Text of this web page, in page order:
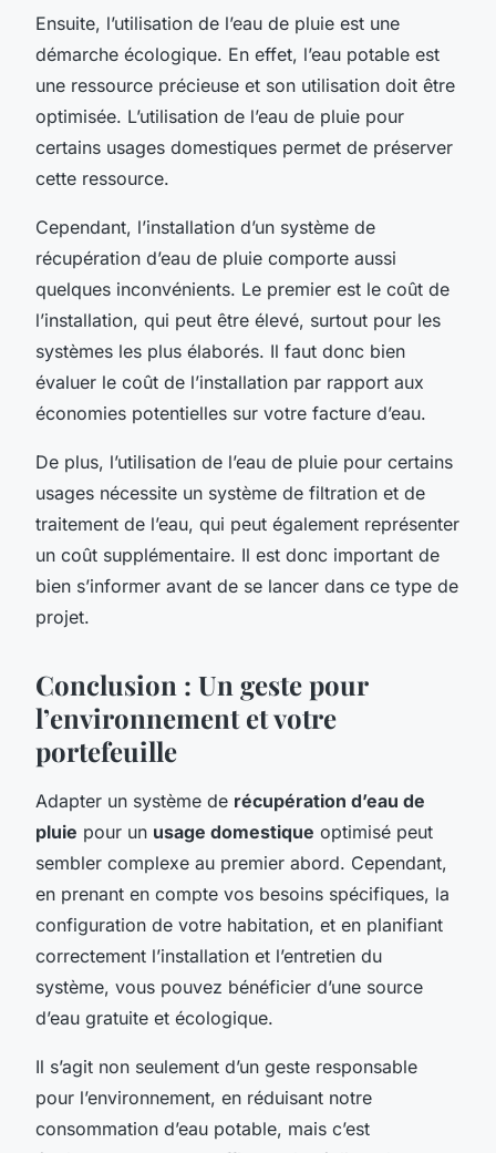
Ensuite, l’utilisation de l’eau de pluie est une
démarche écologique. En effet, l’eau potable est
une ressource précieuse et son utilisation doit être
optimisée. L’utilisation de l’eau de pluie pour
certains usages domestiques permet de préserver
cette ressource.
Cependant, l’installation d’un système de
récupération d’eau de pluie comporte aussi
quelques inconvénients. Le premier est le coût de
l’installation, qui peut être élevé, surtout pour les
systèmes les plus élaborés. Il faut donc bien
évaluer le coût de l’installation par rapport aux
économies potentielles sur votre facture d’eau.
De plus, l’utilisation de l’eau de pluie pour certains
usages nécessite un système de filtration et de
traitement de l’eau, qui peut également représenter
un coût supplémentaire. Il est donc important de
bien s’informer avant de se lancer dans ce type de
projet.
Conclusion : Un geste pour
l’environnement et votre
portefeuille
Adapter un système de récupération d’eau de
pluie pour un usage domestique optimisé peut
sembler complexe au premier abord. Cependant,
en prenant en compte vos besoins spécifiques, la
configuration de votre habitation, et en planifiant
correctement l’installation et l’entretien du
système, vous pouvez bénéficier d’une source
d’eau gratuite et écologique.
Il s’agit non seulement d’un geste responsable
pour l’environnement, en réduisant notre
consommation d’eau potable, mais c’est